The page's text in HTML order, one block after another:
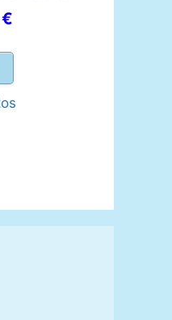
€El
es:
98,90 €.